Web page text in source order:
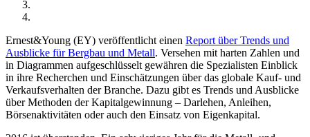
Ernest&Young (EY) veröffentlicht einen Report über Trends und
Ausblicke für Bergbau und Metall. Versehen mit harten Zahlen und
in Diagrammen aufgeschlüsselt gewähren die Spezialisten Einblick
in ihre Recherchen und Einschätzungen über das globale Kauf- und
Verkaufsverhalten der Branche. Dazu gibt es Trends und Ausblicke
über Methoden der Kapitalgewinnung – Darlehen, Anleihen,
Börsenaktivitäten oder auch den Einsatz von Eigenkapital.